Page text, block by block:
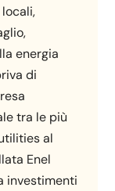
energia
di
tra le più
al
Enel
investimenti